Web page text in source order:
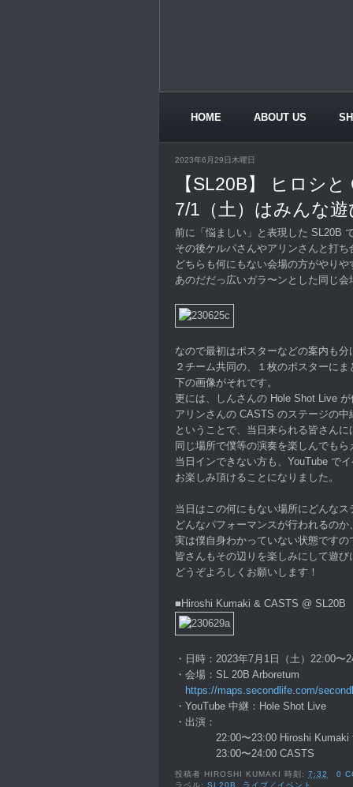
HOME ABOUT US
2023年6月29日木曜日
【SL20B】 ヒロシ
7/1（土）はみんな
前に「悩ましい」と表現した SL20B
その後ケルパさんやアリンさんと打ち
どちらも何にもない会場の方がやり
あのだだっ広いガラ〜ンとした同じ
なので最初はポスターなどの案内も
２チーム共同の、１枚のポスターに
下の画像がそれです。
更には、しんさんの Hole Shot Live
アリンさんの CASTS のステージの
ということで、当日来られる皆さん
同じ場所で僕等の演奏を楽しんでもら
当日インできない方も、YouTube で
お楽しみ頂けることになりました。
当日はこの何にもない場所にどんなス
どんなパフォーマンスが行われるのか
実は僕自身わかっていない状態ですの
皆さんもその辺りを楽しみにして遊
どうぞよろしくお願いします！
■Hiroshi Kumaki & CASTS @ SL20B
・日時：2023年7月1日（土）22:00〜
・会場：SL 20B Arboretum
https://maps.secondlife.com/
・YouTube 中継：Hole Shot Live
・出演：
22:00〜23:00 Hiroshi Kumaki ft.
23:00〜24:00 CASTS
投稿者 HIROSHI KUMAKI 時刻:7:32
0